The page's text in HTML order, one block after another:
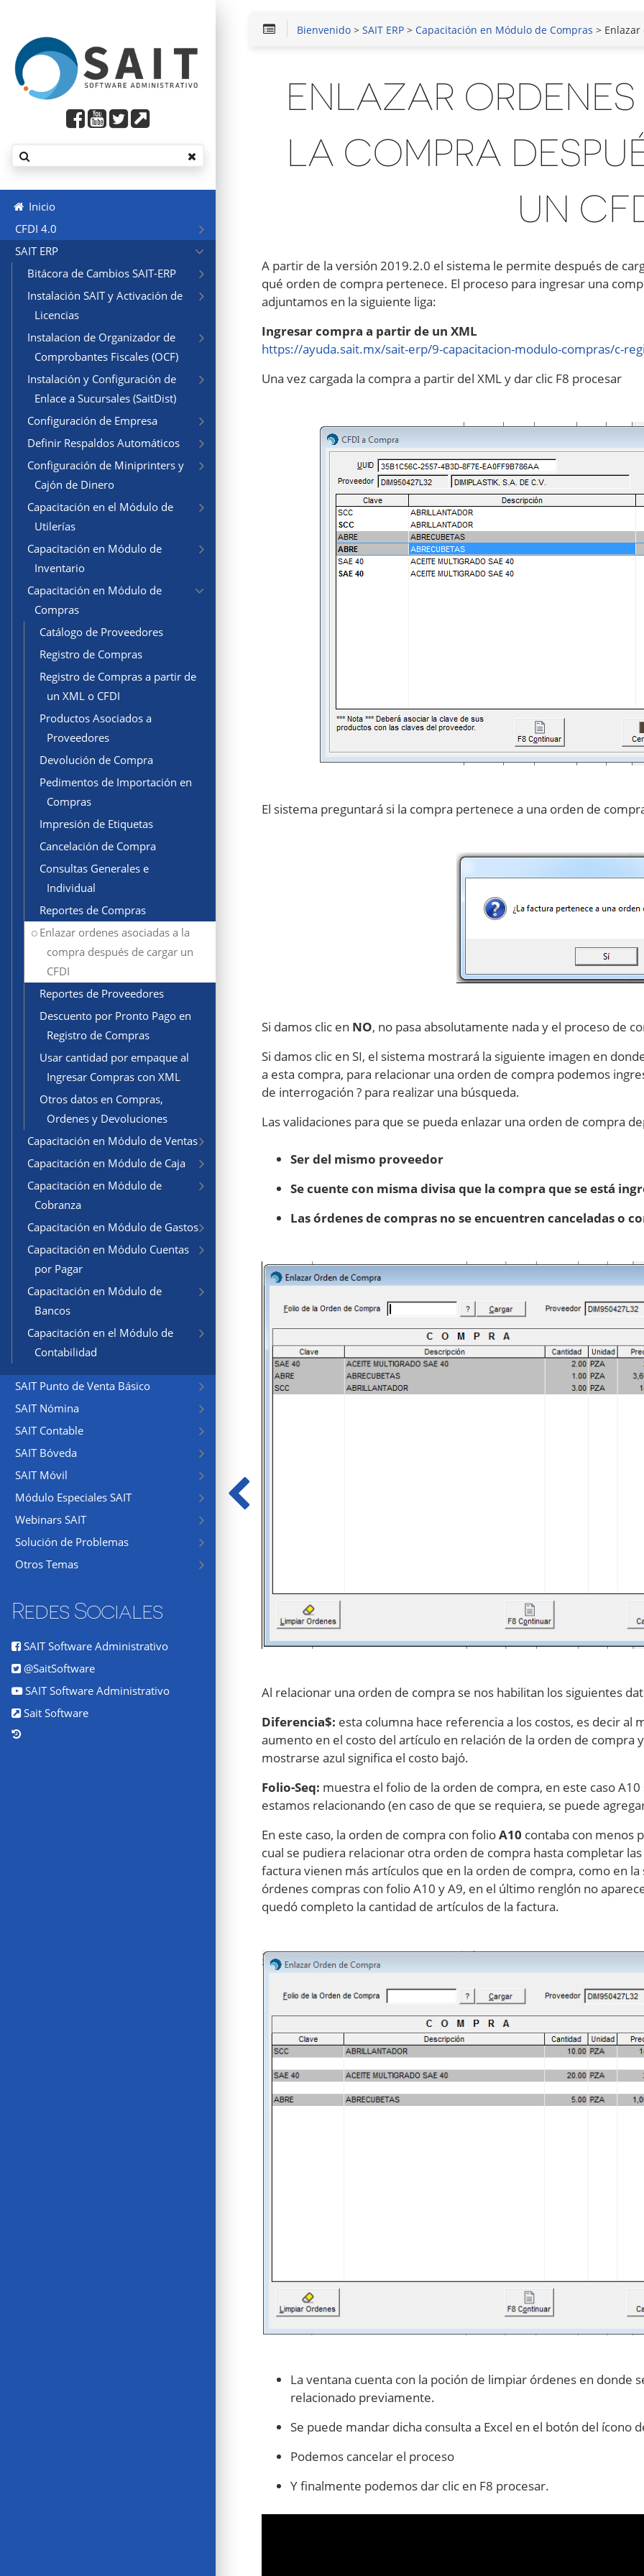
Inicio
CFDI 4.0
SAIT ERP
Bitácora de Cambios SAIT-ERP
Instalación SAIT y Activación de
Licencias
Instalacion de Organizador de
Comprobantes Fiscales (OCF)
Instalación y Configuración de
Enlace a Sucursales (SaitDist)
Configuración de Empresa
Definir Respaldos Automáticos
Configuración de Miniprinters y
Cajón de Dinero
Capacitación en el Módulo de
Utilerías
Capacitación en Módulo de
Inventario
Capacitación en Módulo de
Compras
Catálogo de Proveedores
Registro de Compras
Registro de Compras a partir de
un XML o CFDI
Productos Asociados a
Proveedores
Devolución de Compra
Pedimentos de Importación en
Compras
Impresión de Etiquetas
Cancelación de Compra
Consultas Generales e
Individual
Reportes de Compras
Enlazar ordenes asociadas a la
compra después de cargar un
CFDI
Reportes de Proveedores
Descuento por Pronto Pago en
Registro de Compras
Usar cantidad por empaque al
Ingresar Compras con XML
Otros datos en Compras,
Ordenes y Devoluciones
Capacitación en Módulo de Ventas
Capacitación en Módulo de Caja
Capacitación en Módulo de
Cobranza
Capacitación en Módulo de Gastos
Capacitación en Módulo Cuentas
por Pagar
Capacitación en Módulo de
Bancos
Capacitación en el Módulo de
Contabilidad
SAIT Punto de Venta Básico
SAIT Nómina
SAIT Contable
SAIT Bóveda
SAIT Móvil
Módulo Especiales SAIT
Webinars SAIT
Solución de Problemas
Otros Temas
Redes Sociales
SAIT Software Administrativo
@SaitSoftware
SAIT Software Administrativo
Sait Software
Bienvenido >SAIT ERP >Capacitación en Módulo de Compras > Enlazar
ENLAZAR
LA COMPRA
UN
A partir de la versión 2019.2.0 el sistema le permite después de
qué orden de compra pertenece. El proceso para ingresar una
adjuntamos en la siguiente liga:
Ingresar compra a partir de un XML
https://ayuda.sait.mx/sait-erp/9-capacitacion-modulo-compras/c-
Una vez cargada la compra a partir del XML y dar clic F8 procesar
El sistema preguntará si la compra pertenece a una orden de
Si damos clic en NO, no pasa absolutamente nada y el proceso de
Si damos clic en SI, el sistema mostrará la siguiente imagen en
a esta compra, para relacionar una orden de compra podemos
de interrogación ? para realizar una búsqueda.
Las validaciones para que se pueda enlazar una orden de compra
Ser del mismo proveedor
Se cuente con misma divisa que la compra que se está
Las órdenes de compras no se encuentren canceladas o
Al relacionar una orden de compra se nos habilitan los siguientes
Diferencia$: esta columna hace referencia a los costos, es decir
aumento en el costo del artículo en relación de la orden de compra
mostrarse azul significa el costo bajó.
Folio-Seq: muestra el folio de la orden de compra, en este caso
estamos relacionando (en caso de que se requiera, se puede
En este caso, la orden de compra con folioA10 contaba con menos
cual se pudiera relacionar otra orden de compra hasta completar
factura vienen más artículos que en la orden de compra, como en
órdenes compras con folio A10 y A9, en el último renglón no
quedó completo la cantidad de artículos de la factura.
La ventana cuenta con la poción de limpiar órdenes en donde
relacionado previamente.
Se puede mandar dicha consulta a Excel en el botón del ícono
Podemos cancelar el proceso
Y finalmente podemos dar clic en F8 procesar.